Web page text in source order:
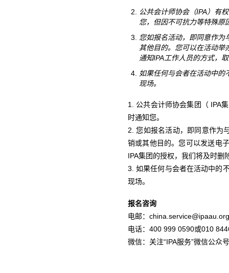
公共会计师协会（IPA）有
您，但因不可抗力等特殊原
您如报名活动，即同意作为
其他目的。您可以在活动
通知IPA工作人员的方式，
如果任何与会者在活动中的
现场。
1. 公共会计师协会集团（ IPA
时通知您。
2. 您如报名活动，即同意作为
销或其他目的。您可以发送电
IPA集团的授权，我们将及时删
3. 如果任何与会者在活动中的
现场。
报名咨询
电邮：
电话：400 999 0590或010
微信：关注“IPA服务”微信公众